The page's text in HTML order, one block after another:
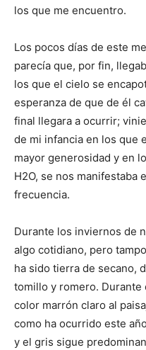
los que me encuentro.
Los pocos días de este
parecía que, por fin,
los que el cielo se
esperanza de que de él
final llegara a ocurrir;
de mi infancia en los que
mayor generosidad y en
H2O, se nos manifestaba
frecuencia.
Durante los inviernos de
algo cotidiano, pero
ha sido tierra de secano,
tomillo y romero. Durante
color marrón claro al
como ha ocurrido este
y el gris sigue